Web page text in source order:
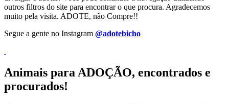
outros filtros do site para encontrar o que procura. Agradecemos
muito pela visita. ADOTE, não Compre!!
Segue a gente no Instagram @adotebicho
Animais para ADOÇÃO, encontrados e
procurados!